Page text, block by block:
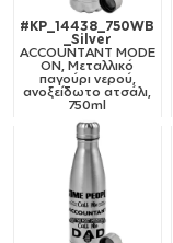
#KP_14438_750WB
_Silver
ACCOUNTANT MODE
ON, Μεταλλικό
παγούρι νερού,
ανοξείδωτο ατσάλι,
750ml